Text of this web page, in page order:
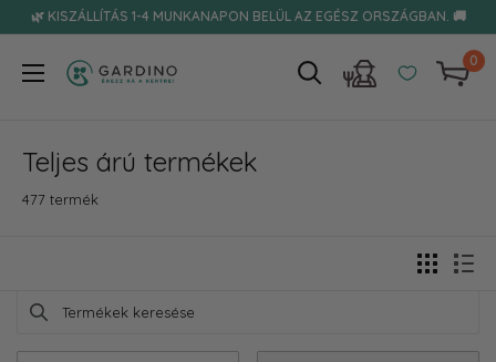
Tovább🌿 KISZÁLLÍTÁS 1-4 MUNKANAPON BELÜL AZ EGÉSZ ORSZÁGBAN. 🚚
Gardino
0
Teljes árú termékek
477 termék
Termékek keresése
Use this input to search products in this collection.